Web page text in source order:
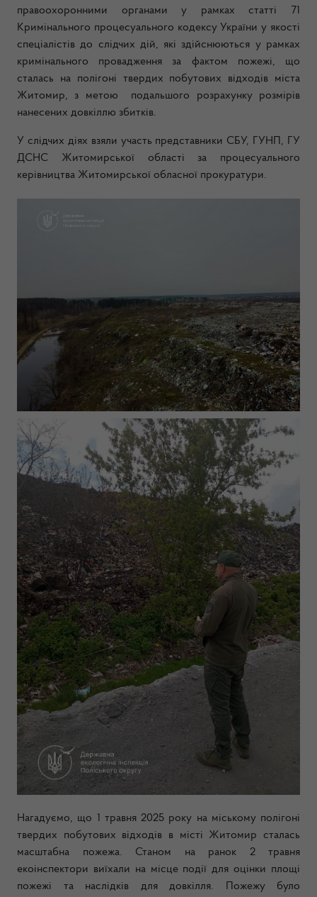
правоохоронними органами у рамках статті 71
Кримінального процесуального кодексу України у якості
спеціалістів до слідчих дій, які здійснюються у рамках
кримінального провадження за фактом пожежі, що
сталась на полігоні твердих побутових відходів міста
Житомир, з метою подальшого розрахунку розмірів
нанесених довкіллю збитків.
У слідчих діях взяли участь представники СБУ, ГУНП, ГУ
ДСНС Житомирської області за процесуального
керівництва Житомирської обласної прокуратури.
Нагадуємо, що 1 травня 2025 року на міському полігоні
твердих побутових відходів в місті Житомир сталась
масштабна пожежа. Станом на ранок 2 травня
екоінспектори виїхали на місце події для оцінки площі
пожежі та наслідків для довкілля. Пожежу було